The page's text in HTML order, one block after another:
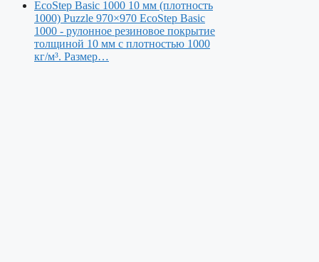
EcoStep Basic 1000 10 мм (плотность
1000) Puzzle 970×970 EcoStep Basic
1000 - рулонное резиновое покрытие
толщиной 10 мм с плотностью 1000
кг/м³. Размер…